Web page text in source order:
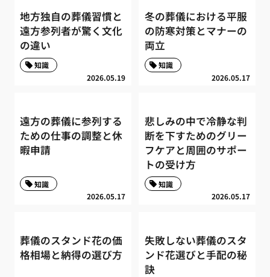
地方独自の葬儀習慣と
遠方参列者が驚く文化
の違い
2026.05.19
知識
冬の葬儀における平服
の防寒対策とマナーの
両立
2026.05.17
知識
遠方の葬儀に参列する
ための仕事の調整と休
暇申請
2026.05.17
知識
悲しみの中で冷静な判
断を下すためのグリー
フケアと周囲のサポー
トの受け方
2026.05.17
知識
葬儀のスタンド花の価
格相場と納得の選び方
失敗しない葬儀のスタ
ンド花選びと手配の秘
訣